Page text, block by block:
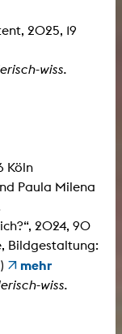
2025, 19
wiss.
Köln
Paula Milena
2024, 90
Bildgestaltung:
mehr
wiss.